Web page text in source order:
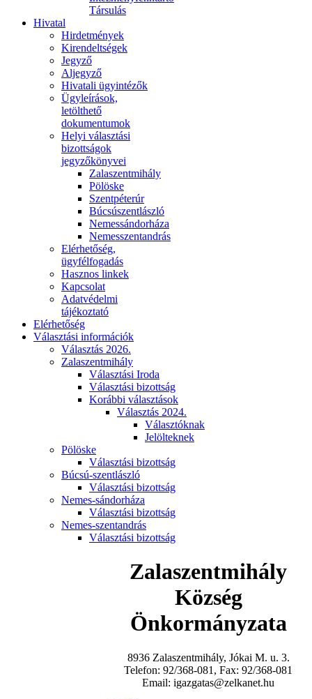
Társulás
Hivatal
Hirdetmények
Kirendeltségek
Jegyző
Aljegyző
Hivatali ügyintézők
Ügyleírások,
letölthető
dokumentumok
Helyi választási
bizottságok
jegyzőkönyvei
Zalaszentmihály
Pölöske
Szentpéterúr
Búcsúszentlászló
Nemessándorháza
Nemesszentandrás
Elérhetőség,
ügyfélfogadás
Hasznos linkek
Kapcsolat
Adatvédelmi
tájékoztató
Elérhetőség
Választási információk
Választás 2026.
Zalaszentmihály
Választási Iroda
Választási bizottság
Korábbi választások
Választás 2024.
Választóknak
Jelölteknek
Pölöske
Választási bizottság
Búcsú-szentlászló
Választási bizottság
Nemes-sándorháza
Választási bizottság
Nemes-szentandrás
Választási bizottság
Zalaszentmihály
Község
Önkormányzata
8936 Zalaszentmihály, Jókai M. u. 3.
Telefon: 92/368-081, Fax: 92/368-081
Email: igazgatas@zelkanet.hu